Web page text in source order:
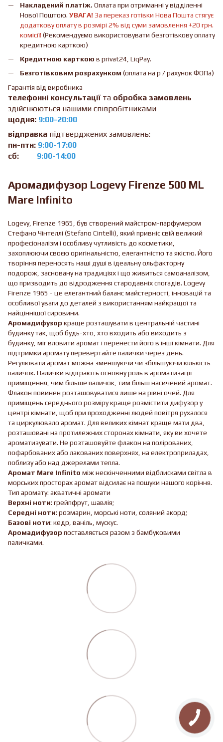
Накладений платіж. Оплата при отриманні у відділенні
Нової Поштою. УВАГА! За переказ готівки Нова Пошта стягує
додаткову оплату в розмірі 2% від суми замовлення +20 грн.
комісії! (Рекомендуємо використовувати безготівкову оплату
кредитною карткою)
Кредитною карткою в privat24, LiqPay.
Безготівковим розрахунком (оплата на р / рахунок ФОПа)
Гарантія від виробника
телефонні консультації та обробка замовлень
здійснюються нашими співробітниками
щодня: 9:00-20:00
відправка підтверджених замовлень:
пн-птн: 9:00-17:00
сб:
9:00-14:00
Аромадифузор Logevy Firenze 500 ML
Mare Infinito
Logevy, Firenze 1965, був створений майстром-парфумером
Стефано Чінтеллі (Stefano Cintelli), який привніс свій великий
професіоналізм і особливу чутливість до косметики,
захоплюючи своєю оригінальністю, елегантністю та якістю. Його
творіння переносять наші душі в ідеальну ольфакторну
подорож, засновану на традиціях і що живиться самоаналізом,
що призводить до відродження стародавніх спогадів. Logevy
Firenze 1965 - це елегантний баланс майстерності, інновацій та
особливої уваги до деталей з використанням найкращої та
найціннішої сировини.
Аромадифузор краще розташувати в центральній частині
будинку так, щоб будь-хто, хто входить або виходить з
будинку, міг вловити аромат і перенести його в інші кімнати. Для
підтримки аромату перевертайте палички через день.
Регулювати аромат можна зменшуючи чи збільшуючи кількість
паличок. Палички відіграють основну роль в ароматизації
приміщення, чим більше паличок, тим більш насичений аромат.
Флакон повинен розташовуватися лише на рівні очей. Для
приміщень середнього розміру краще розмістити дифузор у
центрі кімнати, щоб при проходженні людей повітря рухалося
та циркулювало аромат. Для великих кімнат краще мати два,
розташовані на протилежних сторонах кімнати, яку ви хочете
ароматизувати. Не розташовуйте флакон на полірованих,
пофарбованих або лакованих поверхнях, на електроприладах,
поблизу або над джерелами тепла.
Аромат Mare Infinito між нескінченними відблисками світла в
морських просторах аромат відсилає на пошуки нашого коріння.
Тип аромату: акватичні аромати
Верхні ноти: грейпфрут, шавлія;
Середні ноти: розмарин, морські ноти, соляний акорд;
Базові ноти: кедр, ваніль, мускус.
Аромадифузор поставляється разом з бамбуковими
паличками.